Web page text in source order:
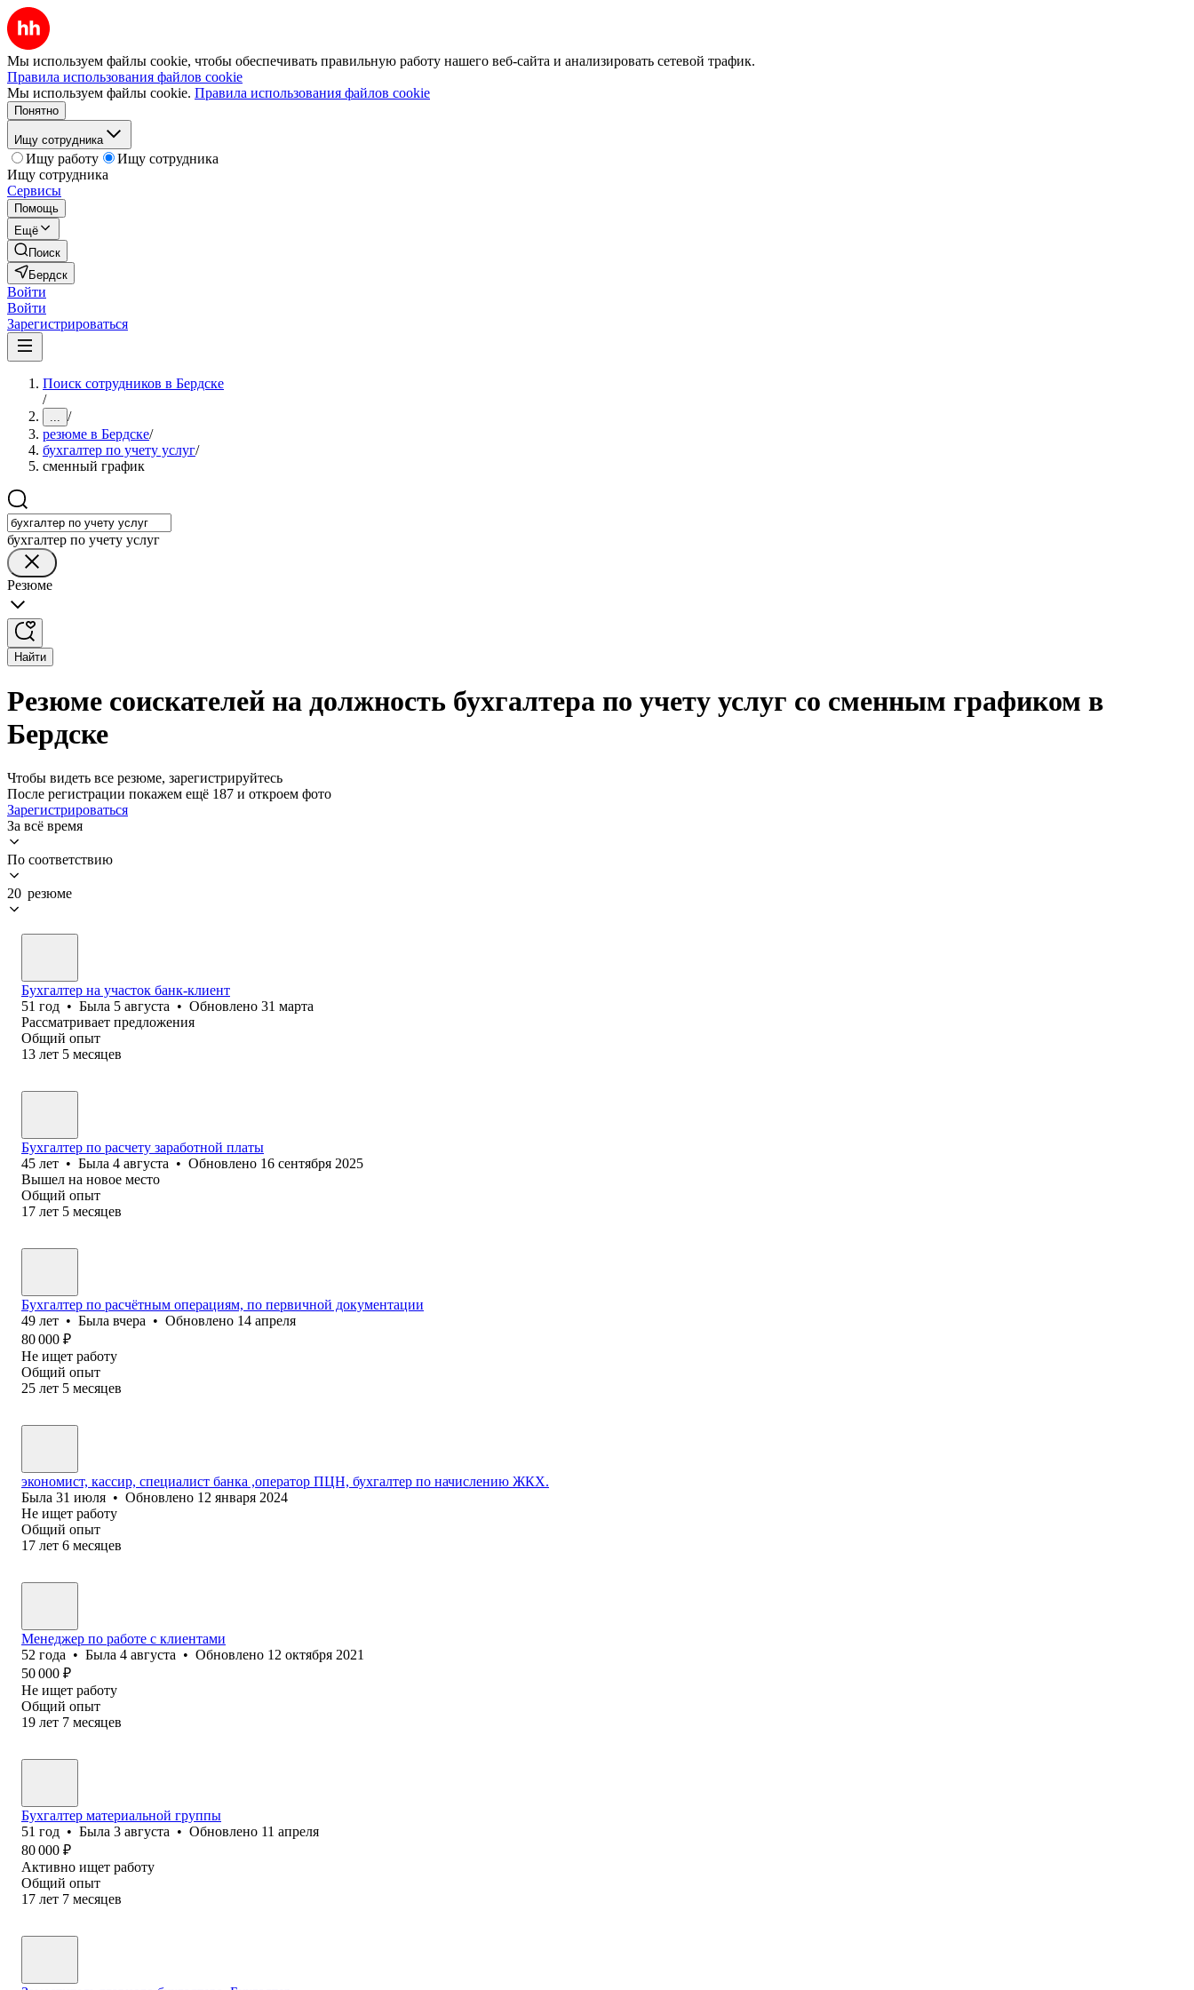
Мы используем файлы cookie, чтобы обеспечивать правильную работу нашего веб-сайта и анализировать сетевой трафик.
Правила использования файлов cookie
Мы используем файлы cookie. Правила использования файлов cookie
Понятно
Ищу сотрудника
Ищу работу
Ищу сотрудника
Ищу сотрудника
Сервисы
Помощь
Ещё
Поиск
Бердск
Войти
Войти
Зарегистрироваться
Поиск сотрудников в Бердске
/
... /
резюме в Бердске/
бухгалтер по учету услуг/
сменный график
бухгалтер по учету услуг
Резюме
Найти
Резюме соискателей на должность бухгалтера по учету услуг со сменным графиком в
Бердске
Чтобы видеть все резюме, зарегистрируйтесь
После регистрации покажем ещё 187 и откроем фото
Зарегистрироваться
За всё время
По соответствию
20 резюме
Бухгалтер на участок банк-клиент
51 год • Была 5 августа • Обновлено 31 марта
Рассматривает предложения
Общий опыт
13 лет 5 месяцев
Бухгалтер по расчету заработной платы
45 лет • Была 4 августа • Обновлено 16 сентября 2025
Вышел на новое место
Общий опыт
17 лет 5 месяцев
Бухгалтер по расчётным операциям, по первичной документации
49 лет • Была вчера • Обновлено 14 апреля
80 000 ₽
Не ищет работу
Общий опыт
25 лет 5 месяцев
экономист, кассир, специалист банка ,оператор ПЦН, бухгалтер по начислению ЖКХ.
Была 31 июля • Обновлено 12 января 2024
Не ищет работу
Общий опыт
17 лет 6 месяцев
Менеджер по работе с клиентами
52 года • Была 4 августа • Обновлено 12 октября 2021
50 000 ₽
Не ищет работу
Общий опыт
19 лет 7 месяцев
Бухгалтер материальной группы
51 год • Была 3 августа • Обновлено 11 апреля
80 000 ₽
Активно ищет работу
Общий опыт
17 лет 7 месяцев